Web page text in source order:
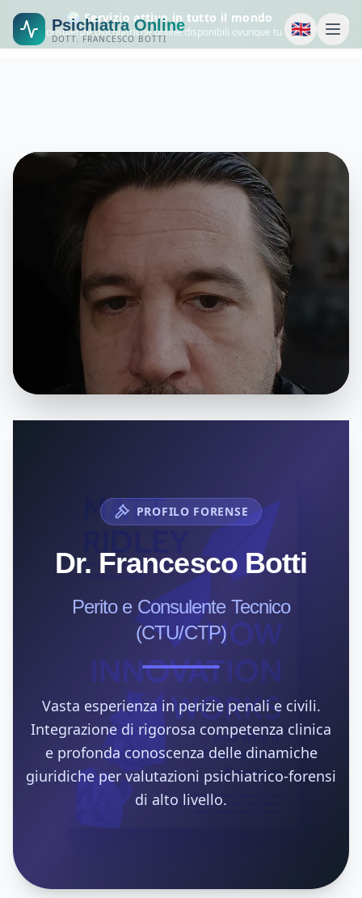
🌍 Servizio attivo in tutto il mondo
Consulenze psichiatriche online disponibili ovunque tu sia.
Psichiatra Online
DOTT. FRANCESCO BOTTI 🇬🇧
PROFILO FORENSE
Dr. Francesco Botti
Perito e Consulente Tecnico
(CTU/CTP)
Vasta esperienza in perizie penali e civili.
Integrazione di rigorosa competenza clinica
e profonda conoscenza delle dinamiche
giuridiche per valutazioni psichiatrico-forensi
di alto livello.